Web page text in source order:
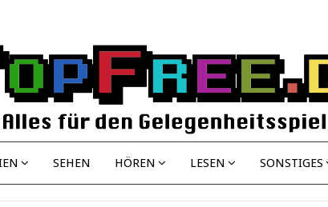
SEHEN HÖREN LESEN SONSTIGES